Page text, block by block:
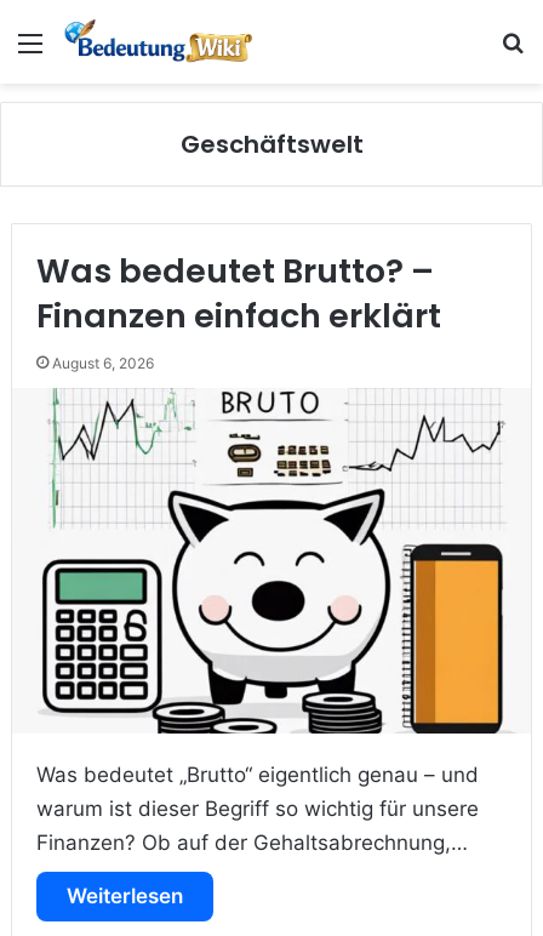
Menü
Geschäftswelt
Was bedeutet Brutto? –
Finanzen einfach erklärt
August 6, 2026
Was bedeutet „Brutto“ eigentlich genau – und
warum ist dieser Begriff so wichtig für unsere
Finanzen? Ob auf der Gehaltsabrechnung,…
Weiterlesen